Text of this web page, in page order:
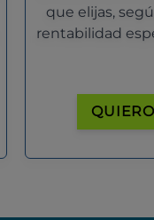
que elijas,
rentabilidad